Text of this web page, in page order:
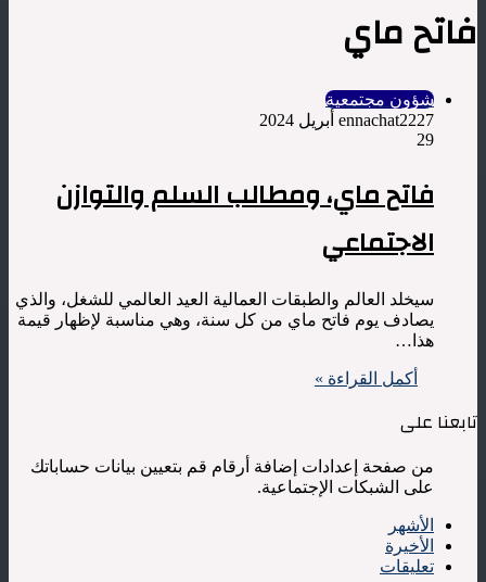
فاتح ماي
شؤون مجتمعية
ennachat2227 أبريل 2024
29
فاتح ماي، ومطالب السلم والتوازن
الاجتماعي
سيخلد العالم والطبقات العمالية العيد العالمي للشغل، والذي
يصادف يوم فاتح ماي من كل سنة، وهي مناسبة لإظهار قيمة
هذا…
أكمل القراءة »
تابعنا على
من صفحة إعدادات إضافة أرقام قم بتعيين بيانات حساباتك
على الشبكات الإجتماعية.
الأشهر
الأخيرة
تعليقات